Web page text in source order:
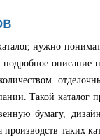
нужно
описание
Такой каталог
бумагу,
таких